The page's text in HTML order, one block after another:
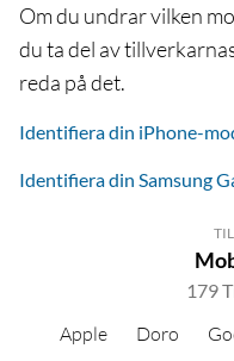
Om du undrar vilken
du ta del av
reda på det.
Identifiera din iPhone-
Identifiera din Samsung
179
Apple Doro